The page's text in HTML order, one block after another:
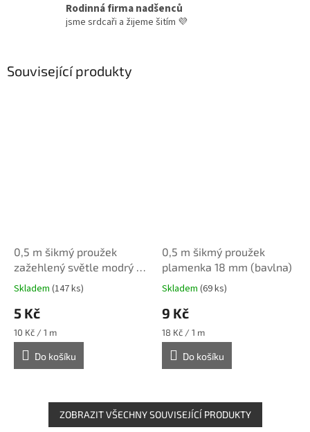
Rodinná firma nadšenců
jsme srdcaři a žijeme šitím 💜
Související produkty
0,5 m šikmý proužek
zažehlený světle modrý 18
mm (100% bavlna)
Skladem (147 ks)
5 Kč
Měrná
cena:
10 Kč / 1 m
Do košíku
0,5 m šikmý proužek
plamenka 18 mm (bavlna)
Skladem (69 ks)
9 Kč
Měrná
cena:
18 Kč / 1 m
Do košíku
ZOBRAZIT VŠECHNY SOUVISEJÍCÍ PRODUKTY